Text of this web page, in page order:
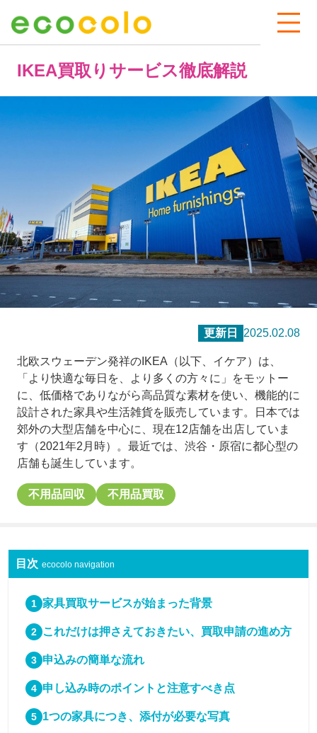
IKEA買取りサービス徹底解説
更新日 2025.02.08
北欧スウェーデン発祥のIKEA（以下、イケア）は、
「より快適な毎日を、より多くの方々に」をモットー
に、低価格でありながら高品質な素材を使い、機能的に
設計された家具や生活雑貨を販売しています。日本では
郊外の大型店舗を中心に、現在12店舗を出店していま
す（2021年2月時）。最近では、渋谷・原宿に都心型の
店舗も誕生しています。
不用品回収 不用品買取
目次 ecocolo navigation
家具買取サービスが始まった背景
これだけは押さえておきたい、買取申請の進め方
申込みの簡単な流れ
申し込み時のポイントと注意すべき点
1つの家具につき、添付が必要な写真